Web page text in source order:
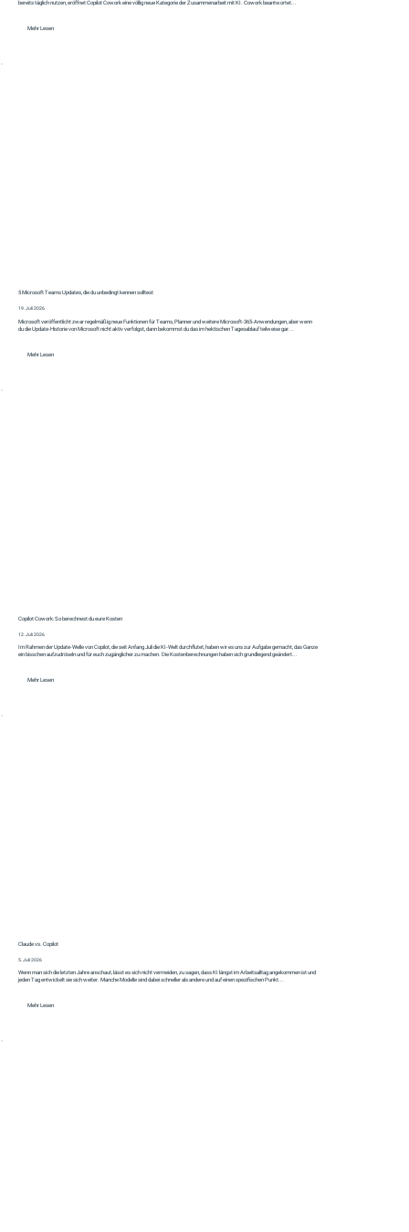
bereits täglich nutzen, eröffnet Copilot Cowork eine völlig neue Kategorie der Zusammenarbeit mit KI. Cowork beantwortet...
Mehr Lesen
5 Microsoft Teams Updates, die du unbedingt kennen solltest
19. Juli 2026
Microsoft veröffentlicht zwar regelmäßig neue Funktionen für Teams, Planner und weitere Microsoft-365-Anwendungen, aber wenn
du die Update-Historie von Microsoft nicht aktiv verfolgst, dann bekommst du das im hektischen Tagesablauf teilweise gar...
Mehr Lesen
Copilot Cowork: So berechnest du eure Kosten
12. Juli 2026
Im Rahmen der Update-Welle von Copilot, die seit Anfang Juli die KI-Welt durchflutet, haben wir es uns zur Aufgabe gemacht, das Ganze
ein bisschen aufzudröseln und für euch zugänglicher zu machen. Die Kostenberechnungen haben sich grundlegend geändert...
Mehr Lesen
Claude vs. Copilot
5. Juli 2026
Wenn man sich die letzten Jahre anschaut, lässt es sich nicht vermeiden, zu sagen, dass KI längst im Arbeitsalltag angekommen ist und
jeden Tag entwickelt sie sich weiter. Manche Modelle sind dabei schneller als andere und auf einen spezifischen Punkt...
Mehr Lesen